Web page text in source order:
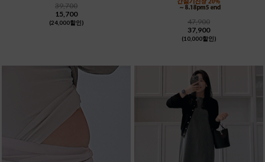
39,700
15,700
(24,000할인)
47,900
37,900
(10,000할인)